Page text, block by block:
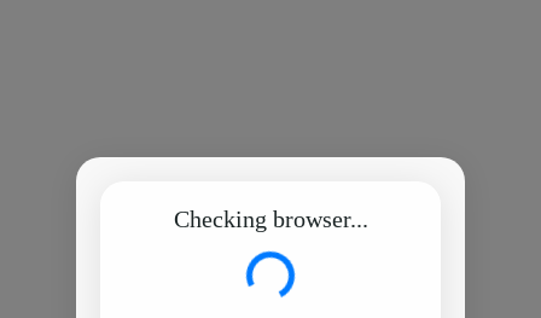
Checking browser...